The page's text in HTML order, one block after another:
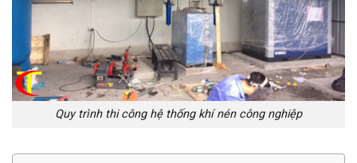
Quy trình thi công hệ thống khí nén công nghiệp